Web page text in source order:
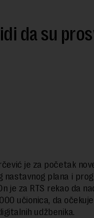
da su
je za početak
nastavnog plana i
je za RTS rekao da
učionica, da
udžbenika.